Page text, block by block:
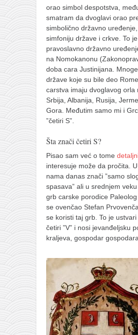
orao simbol despotstva,
smatram da dvoglavi orao
simbolično državno uređenje,
simfoniju države i crkve. To je
pravoslavno državno
na Nomokanonu
doba cara Justinijana.
države koje su bile deo
carstva imaju dvoglavog orla
Srbija, Albanija, Rusija,
Gora. Međutim samo mi i
”četiri S”.
Šta znači četiri S?
Pisao sam već o tome
interesuje može da pročita.
nama danas znači ”samo
spasava” ali u srednjem
grb carske porodice
se ovenčao Stefan
se koristi taj grb. To je
četiri ”V” i nosi jevanđeljsku
kraljeva, gospodar